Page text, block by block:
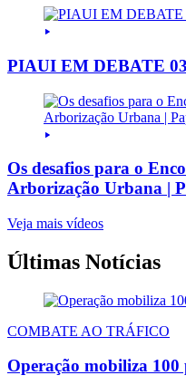
PIAUI EM DEBATE
Os desafios para o
Arborização Urbana |
Veja mais vídeos
Últimas Notícias
COMBATE AO TRÁFICO
Operação mobiliza